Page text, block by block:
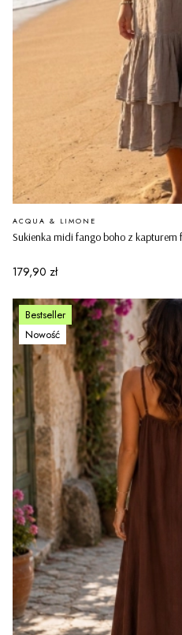
Sukienka midi fango boho z
PRODUCENT
ACQUA & LIMONE
Cena
179,90 zł
Bestseller
Nowość